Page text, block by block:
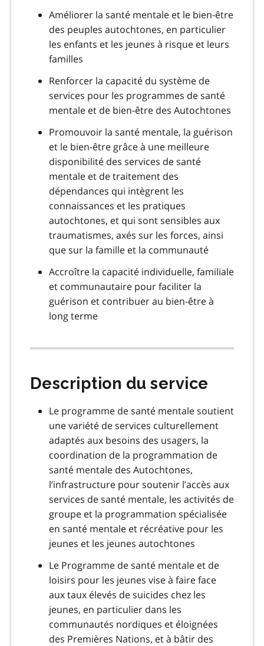
Améliorer la santé mentale et le bien-être
des peuples autochtones, en particulier
les enfants et les jeunes à risque et leurs
familles
Renforcer la capacité du système de
services pour les programmes de santé
mentale et de bien-être des Autochtones
Promouvoir la santé mentale, la guérison
et le bien-être grâce à une meilleure
disponibilité des services de santé
mentale et de traitement des
dépendances qui intègrent les
connaissances et les pratiques
autochtones, et qui sont sensibles aux
traumatismes, axés sur les forces, ainsi
que sur la famille et la communauté
Accroître la capacité individuelle, familiale
et communautaire pour faciliter la
guérison et contribuer au bien-être à
long terme
Description du service
Le programme de santé mentale soutient
une variété de services culturellement
adaptés aux besoins des usagers, la
coordination de la programmation de
santé mentale des Autochtones,
l’infrastructure pour soutenir l’accès aux
services de santé mentale, les activités de
groupe et la programmation spécialisée
en santé mentale et récréative pour les
jeunes et les jeunes autochtones
Le Programme de santé mentale et de
loisirs pour les jeunes vise à faire face
aux taux élevés de suicides chez les
jeunes, en particulier dans les
communautés nordiques et éloignées
des Premières Nations, et à bâtir des